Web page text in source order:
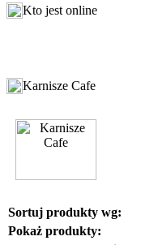
Kto jest online
Karnisze Cafe
Sortuj produkty wg:
Pokaż produkty: